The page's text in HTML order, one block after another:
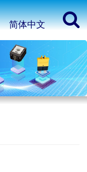
简体中文